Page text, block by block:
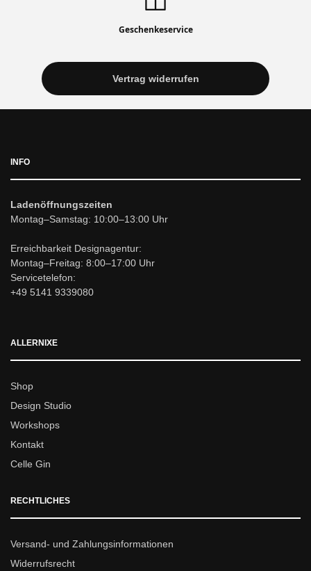
Geschenkeservice
Vertrag widerrufen
INFO
Ladenöffnungszeiten
Montag–Samstag: 10:00–13:00 Uhr
Erreichbarkeit Designagentur:
Montag–Freitag: 8:00–17:00 Uhr
Servicetelefon:
+49 5141 9339080
ALLERNIXE
Shop
Design Studio
Workshops
Kontakt
Celle Gin
RECHTLICHES
Versand- und Zahlungsinformationen
Widerrufsrecht